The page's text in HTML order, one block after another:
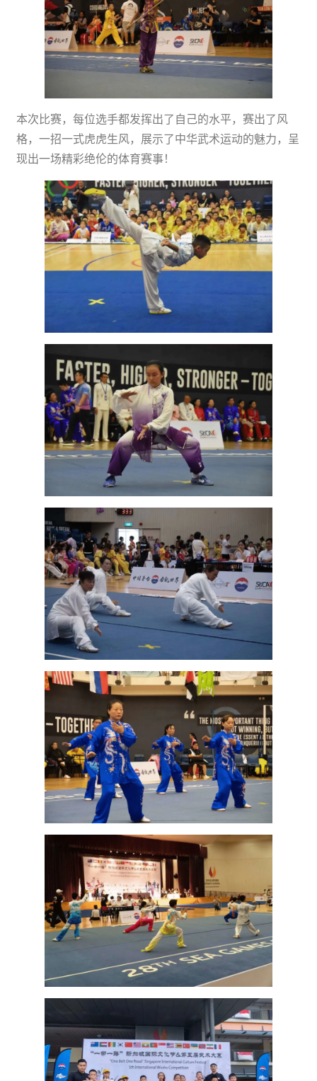
本次比赛，每位选手都发挥出了自己的水平，赛出了风
格，一招一式虎虎生风，展示了中华武术运动的魅力，呈
现出一场精彩绝伦的体育赛事！